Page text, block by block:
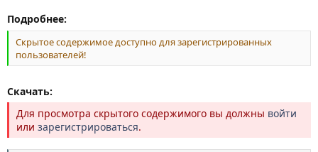
Подробнее:
Скрытое содержимое доступно для зарегистрированных
пользователей!
Скачать:
Для просмотра скрытого содержимого вы должны войти
или зарегистрироваться.